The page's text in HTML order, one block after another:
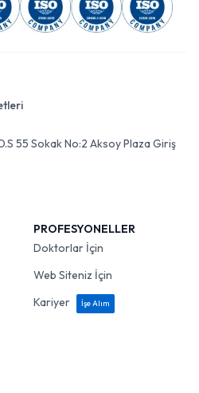
55 Sokak No:2 Aksoy Plaza Giriş
PROFESYONELLER
Doktorlar İçin
Web Siteniz İçin
Kariyer
İşe Alım